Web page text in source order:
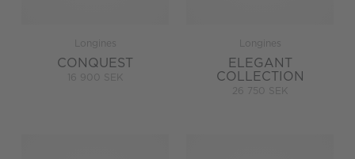
Longines
CONQUEST
16 900 SEK
Longines
ELEGANT
COLLECTION
26 750 SEK